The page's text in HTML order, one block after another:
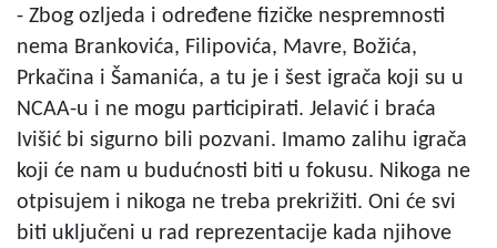
- Zbog ozljeda i određene fizičke nespremnosti
nema Brankovića, Filipovića, Mavre, Božića,
Prkačina i Šamanića, a tu je i šest igrača koji su u
NCAA-u i ne mogu participirati. Jelavić i braća
Ivišić bi sigurno bili pozvani. Imamo zalihu igrača
koji će nam u budućnosti biti u fokusu. Nikoga ne
otpisujem i nikoga ne treba prekrižiti. Oni će svi
biti uključeni u rad reprezentacije kada njihove